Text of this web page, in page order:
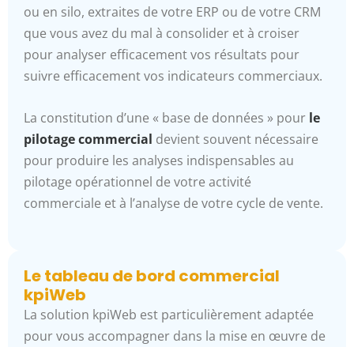
ou en silo, extraites de votre ERP ou de votre CRM
que vous avez du mal à consolider et à croiser
pour analyser efficacement vos résultats pour
suivre efficacement vos indicateurs commerciaux.
La constitution d’une « base de données » pour le
pilotage commercial devient souvent nécessaire
pour produire les analyses indispensables au
pilotage opérationnel de votre activité
commerciale et à l’analyse de votre cycle de vente.
Le tableau de bord commercial
kpiWeb​
La solution kpiWeb est particulièrement adaptée
pour vous accompagner dans la mise en œuvre de